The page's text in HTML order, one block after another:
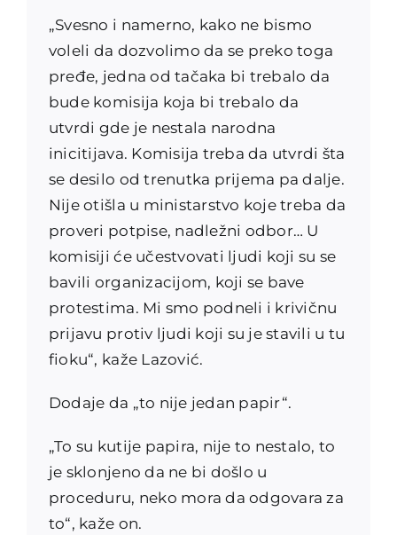
„Svesno i namerno, kako ne bismo
voleli da dozvolimo da se preko toga
pređe, jedna od tačaka bi trebalo da
bude komisija koja bi trebalo da
utvrdi gde je nestala narodna
inicitijava. Komisija treba da utvrdi šta
se desilo od trenutka prijema pa dalje.
Nije otišla u ministarstvo koje treba da
proveri potpise, nadležni odbor… U
komisiji će učestvovati ljudi koji su se
bavili organizacijom, koji se bave
protestima. Mi smo podneli i krivičnu
prijavu protiv ljudi koji su je stavili u tu
fioku“, kaže Lazović.
Dodaje da „to nije jedan papir“.
„To su kutije papira, nije to nestalo, to
je sklonjeno da ne bi došlo u
proceduru, neko mora da odgovara za
to“, kaže on.